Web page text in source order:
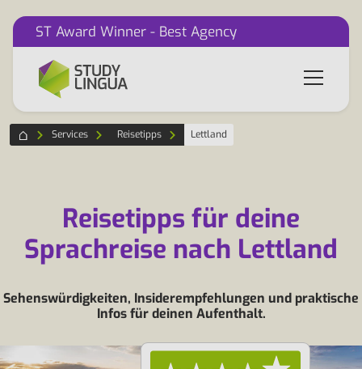
ST Award Winner - Best Agency
Services Reisetipps Lettland
Reisetipps für deine
Sprachreise nach Lettland
Sehenswürdigkeiten, Insiderempfehlungen und praktische
Infos für deinen Aufenthalt.